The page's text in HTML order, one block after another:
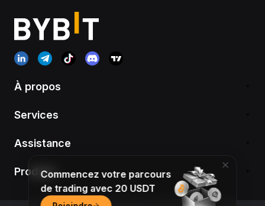
À propos
Services
Assistance
ProduitsCommencez votre parcours
de trading avec 20 USDT